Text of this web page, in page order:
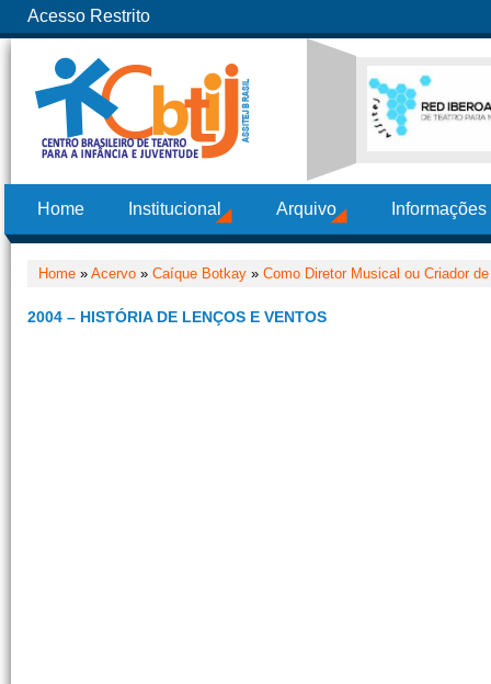
Acesso Restrito
Home Institucional Arquivo
Home » Acervo » Caíque Botkay » Como Diretor Musical ou Criador
2004 – HISTÓRIA DE LENÇOS E VENTOS